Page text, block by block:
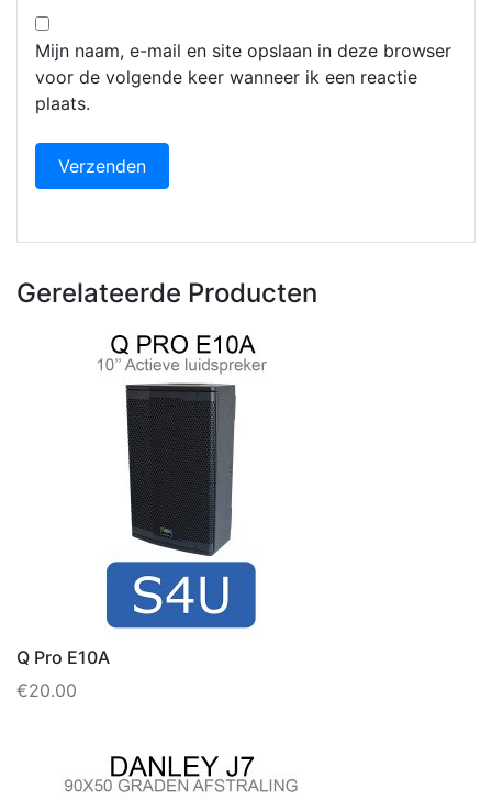
Mijn naam, e-mail en site opslaan in deze browser
voor de volgende keer wanneer ik een reactie
plaats.
Gerelateerde Producten
Q Pro E10A
€20.00